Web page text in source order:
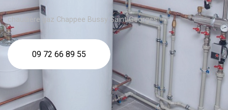
chaudière gaz Chappee Bussy Saint Georges
09 72 66 89 55